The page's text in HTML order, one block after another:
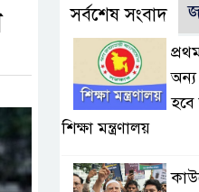
সর্বশেষ সংবাদ
অন্য
হবে
শিক্ষা মন্ত্রণালয়